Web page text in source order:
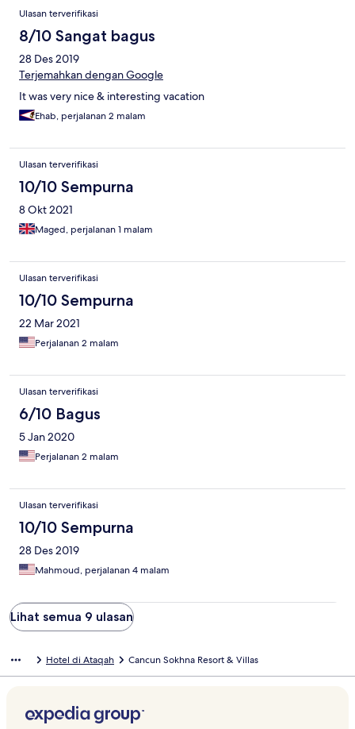
Ulasan terverifikasi
8/10 Sangat bagus
28 Des 2019
Terjemahkan dengan Google
It was very nice & interesting vacation
Ehab, perjalanan 2 malam
Ulasan terverifikasi
10/10 Sempurna
8 Okt 2021
Maged, perjalanan 1 malam
Ulasan terverifikasi
10/10 Sempurna
22 Mar 2021
Perjalanan 2 malam
Ulasan terverifikasi
6/10 Bagus
5 Jan 2020
Perjalanan 2 malam
Ulasan terverifikasi
10/10 Sempurna
28 Des 2019
Mahmoud, perjalanan 4 malam
Lihat semua 9 ulasan
Hotel di Ataqah Cancun Sokhna Resort & Villas